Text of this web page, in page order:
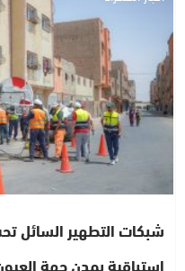
شبكات التطهير السائل
استباقية بمدن جهة